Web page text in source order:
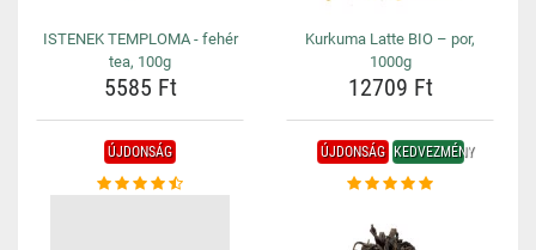
ISTENEK TEMPLOMA - fehér
tea, 100g
5585 Ft
Kurkuma Latte BIO – por,
1000g
12709 Ft
ÚJDONSÁG ÚJDONSÁG KEDVEZMÉNY